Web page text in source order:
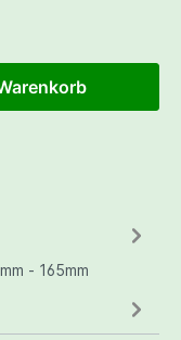
- 165mm